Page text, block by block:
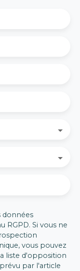
données
Si vous ne
vous pouvez
liste d'opposition
par l'article